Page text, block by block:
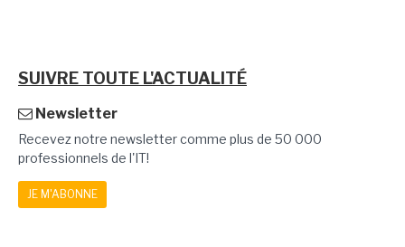
SUIVRE TOUTE L'ACTUALITÉ
Newsletter
Recevez notre newsletter comme plus de 50 000
professionnels de l'IT!
JE M'ABONNE